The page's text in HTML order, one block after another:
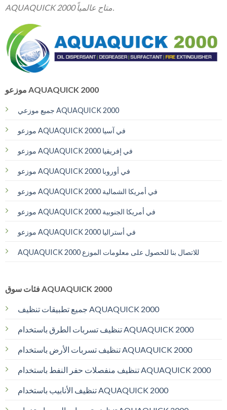
موزعو AQUAQUICK 2000
جميع موزعي AQUAQUICK 2000
موزعو AQUAQUICK 2000 في آسيا
موزعو AQUAQUICK 2000 في إفريقيا
موزعو AQUAQUICK 2000 في أوروبا
موزعو AQUAQUICK 2000 في أمريكا الشمالية
موزعو AQUAQUICK 2000 في أمريكا الجنوبية
موزعو AQUAQUICK 2000 في أستراليا
AQUAQUICK 2000 للاتصال بنا للحصول على معلومات الموزع
فئات سوق AQUAQUICK 2000
جميع تطبيقات تنظيف AQUAQUICK 2000
تنظيف تسربات الطرق باستخدام AQUAQUICK 2000
تنظيف تسربات الأرض باستخدام AQUAQUICK 2000
تنظيف منفصلات حفر النفط باستخدام AQUAQUICK 2000
تنظيف الأنابيب باستخدام AQUAQUICK 2000